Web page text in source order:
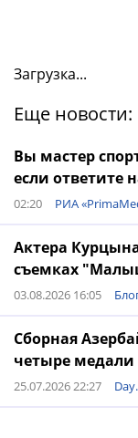
Загрузка...
Еще новости:
Вы мастер
если ответите
02:20 РИА
Актера
съемках
03.08.2026 16:05
Сборная
четыре
25.07.2026 22:27